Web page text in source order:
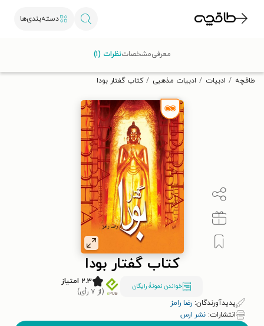
دسته‌بندی‌ها
تخفیف از طاقچه دریافت کن.
طاقچه ادبیات ادبیات مذهبی کتاب گفتار بودا
کتاب گفتار بودا
خواندن نمونۀ رایگان
۲.۳ امتیاز
(از ۷ رأی)
پدیدآورندگان: رضا رامز
انتشارات: نشر ارس
معرفیمشخصاتنظرات (۱)